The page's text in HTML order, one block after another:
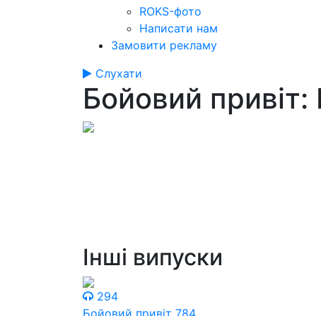
ROKS-фото
Написати нам
Замовити рекламу
Слухати
Бойовий привіт:
Інші випуски
294
Бойовий привіт 784